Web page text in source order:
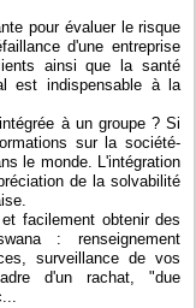
pour évaluer le risque
d'une entreprise
ainsi que la santé
est indispensable à la
à un groupe ? Si
sur la société-
le monde. L'intégration
de la solvabilité
facilement obtenir des
: renseignement
surveillance de vos
d'un rachat, "due